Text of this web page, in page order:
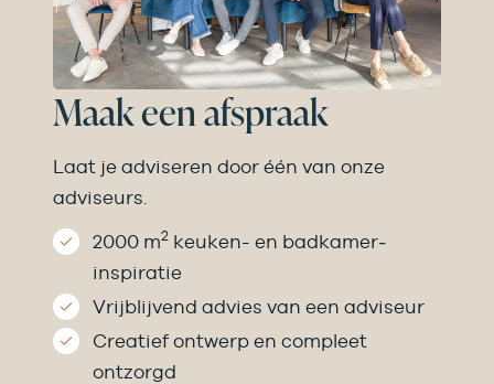
Maak een afspraak
Laat je adviseren door één van onze
adviseurs.
2000 m2 keuken- en badkamer­
inspiratie
Vrijblijvend advies van een adviseur
Creatief ontwerp en compleet
ontzorgd